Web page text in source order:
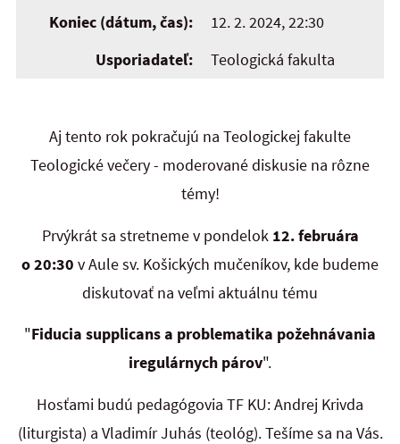
Koniec (dátum, čas):
12. 2. 2024, 22:30
Usporiadateľ:
Teologická fakulta
Aj tento rok pokračujú na Teologickej fakulte
Teologické večery - moderované diskusie na rôzne
témy!
Prvýkrát sa stretneme v pondelok 12. februára
o 20:30 v Aule sv. Košických mučeníkov, kde budeme
diskutovať na veľmi aktuálnu tému
"Fiducia supplicans a problematika požehnávania
iregulárnych párov".
Hosťami budú pedagógovia TF KU: Andrej Krivda
(liturgista) a Vladimír Juhás (teológ). Tešíme sa na Vás.